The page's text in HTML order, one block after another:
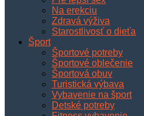
Na erekciu
Zdravá výživa
Starostlivosť o dieťa
Šport
Športové potreby
Športové oblečenie
Športová obuv
Turistická výbava
Vybavenie na šport
Detské potreby